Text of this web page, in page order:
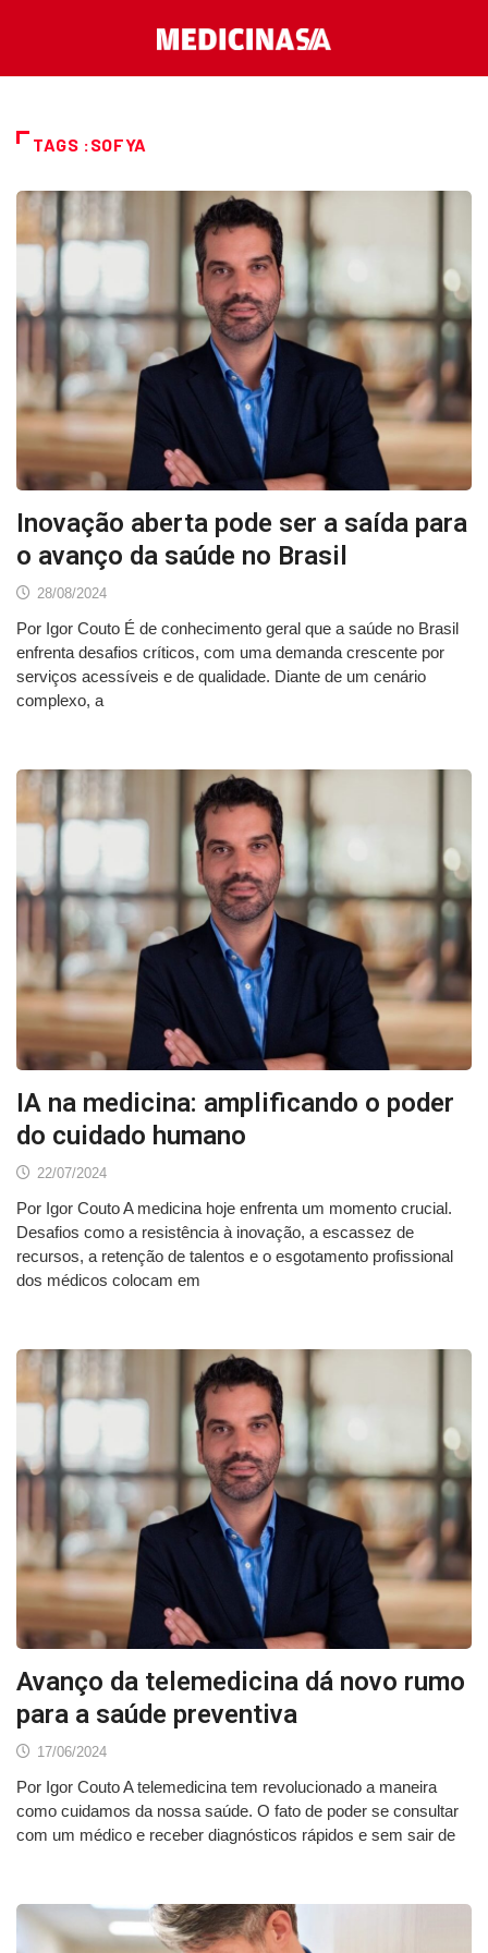
TAGS :SOFYA
Inovação aberta pode ser a saída para
o avanço da saúde no Brasil
28/08/2024
Por Igor Couto É de conhecimento geral que a saúde no Brasil
enfrenta desafios críticos, com uma demanda crescente por
serviços acessíveis e de qualidade. Diante de um cenário
complexo, a
IA na medicina: amplificando o poder
do cuidado humano
22/07/2024
Por Igor Couto A medicina hoje enfrenta um momento crucial.
Desafios como a resistência à inovação, a escassez de
recursos, a retenção de talentos e o esgotamento profissional
dos médicos colocam em
Avanço da telemedicina dá novo rumo
para a saúde preventiva
17/06/2024
Por Igor Couto A telemedicina tem revolucionado a maneira
como cuidamos da nossa saúde. O fato de poder se consultar
com um médico e receber diagnósticos rápidos e sem sair de